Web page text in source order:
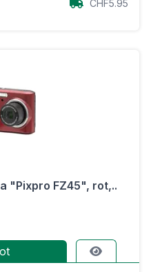
CHF5.95
"Pixpro FZ45", rot,..